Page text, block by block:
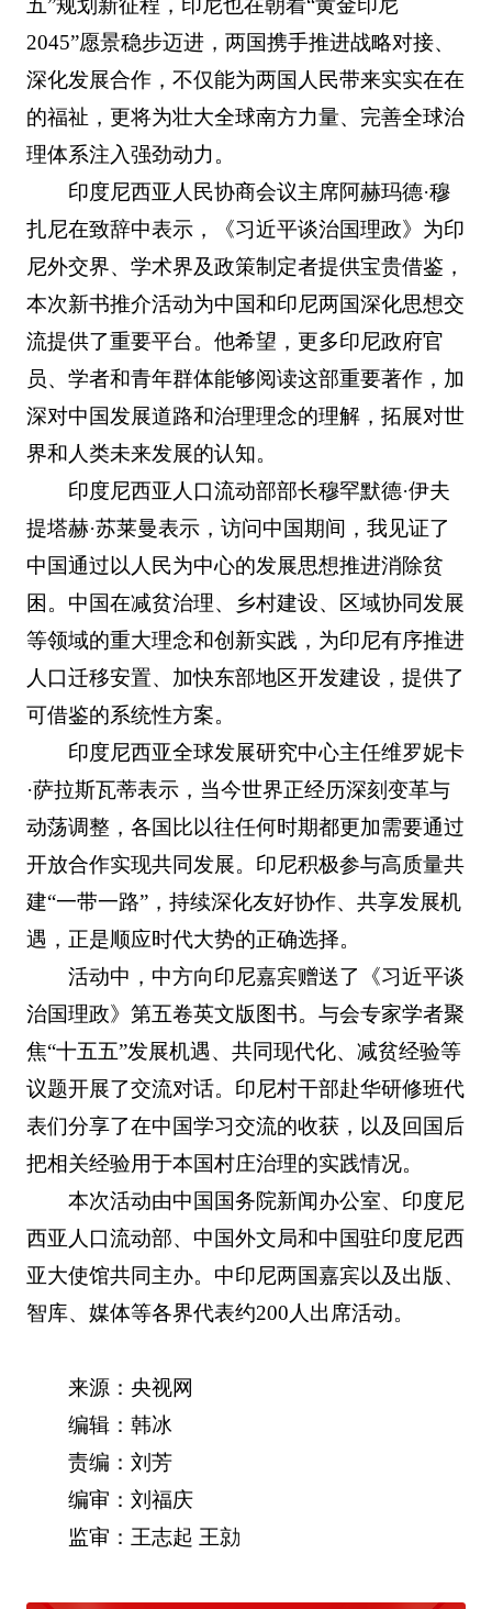
五”规划新征程，印尼也在朝着“黄金印尼
2045”愿景稳步迈进，两国携手推进战略对接、
深化发展合作，不仅能为两国人民带来实实在在
的福祉，更将为壮大全球南方力量、完善全球治
理体系注入强劲动力。
印度尼西亚人民协商会议主席阿赫玛德·穆
扎尼在致辞中表示，《习近平谈治国理政》为印
尼外交界、学术界及政策制定者提供宝贵借鉴，
本次新书推介活动为中国和印尼两国深化思想交
流提供了重要平台。他希望，更多印尼政府官
员、学者和青年群体能够阅读这部重要著作，加
深对中国发展道路和治理理念的理解，拓展对世
界和人类未来发展的认知。
印度尼西亚人口流动部部长穆罕默德·伊夫
提塔赫·苏莱曼表示，访问中国期间，我见证了
中国通过以人民为中心的发展思想推进消除贫
困。中国在减贫治理、乡村建设、区域协同发展
等领域的重大理念和创新实践，为印尼有序推进
人口迁移安置、加快东部地区开发建设，提供了
可借鉴的系统性方案。
印度尼西亚全球发展研究中心主任维罗妮卡
·萨拉斯瓦蒂表示，当今世界正经历深刻变革与
动荡调整，各国比以往任何时期都更加需要通过
开放合作实现共同发展。印尼积极参与高质量共
建“一带一路”，持续深化友好协作、共享发展机
遇，正是顺应时代大势的正确选择。
活动中，中方向印尼嘉宾赠送了《习近平谈
治国理政》第五卷英文版图书。与会专家学者聚
焦“十五五”发展机遇、共同现代化、减贫经验等
议题开展了交流对话。印尼村干部赴华研修班代
表们分享了在中国学习交流的收获，以及回国后
把相关经验用于本国村庄治理的实践情况。
本次活动由中国国务院新闻办公室、印度尼
西亚人口流动部、中国外文局和中国驻印度尼西
亚大使馆共同主办。中印尼两国嘉宾以及出版、
智库、媒体等各界代表约200人出席活动。
来源：央视网
编辑：韩冰
责编：刘芳
编审：刘福庆
监审：王志起 王勍